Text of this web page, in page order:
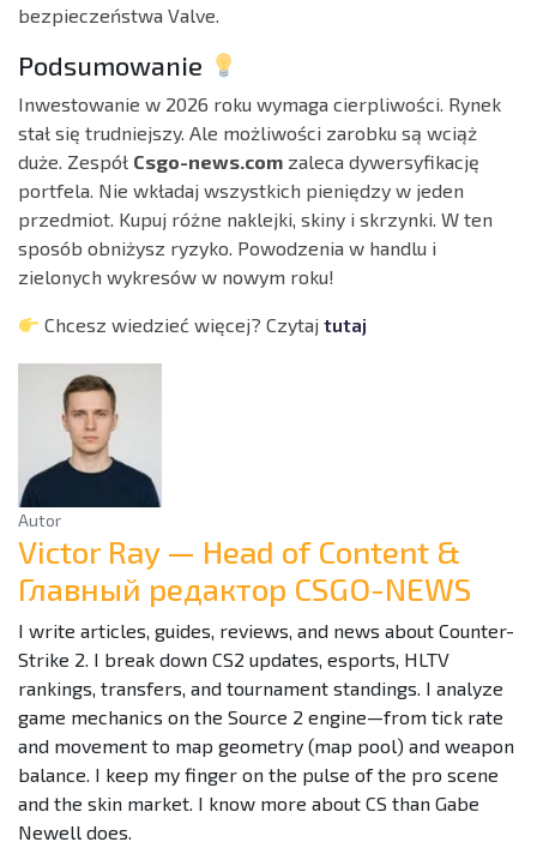
bezpieczeństwa Valve.
Podsumowanie
Inwestowanie w 2026 roku wymaga cierpliwości. Rynek
stał się trudniejszy. Ale możliwości zarobku są wciąż
duże. Zespół Csgo-news.com zaleca dywersyfikację
portfela. Nie wkładaj wszystkich pieniędzy w jeden
przedmiot. Kupuj różne naklejki, skiny i skrzynki. W ten
sposób obniżysz ryzyko. Powodzenia w handlu i
zielonych wykresów w nowym roku!
Chcesz wiedzieć więcej? Czytajtutaj
Autor
Victor Ray — Head of Content &
Главный редактор CSGO-NEWS
I write articles, guides, reviews, and news about Counter-
Strike 2. I break down CS2 updates, esports, HLTV
rankings, transfers, and tournament standings. I analyze
game mechanics on the Source 2 engine—from tick rate
and movement to map geometry (map pool) and weapon
balance. I keep my finger on the pulse of the pro scene
and the skin market. I know more about CS than Gabe
Newell does.